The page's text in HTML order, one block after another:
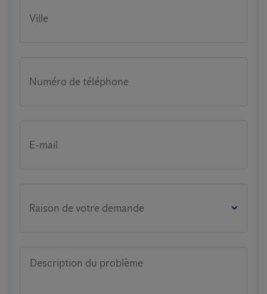
Ville
Numéro de téléphone
E-mail
Raison de votre demande
Description du problème